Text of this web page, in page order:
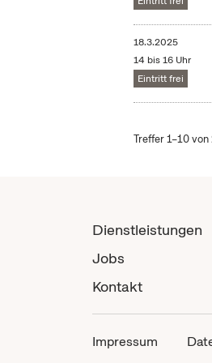
18.3.2025
14 bis 16 Uhr
Eintritt frei
Treffer 1–10 von
Dienstleistungen
Jobs
Kontakt
Impressum